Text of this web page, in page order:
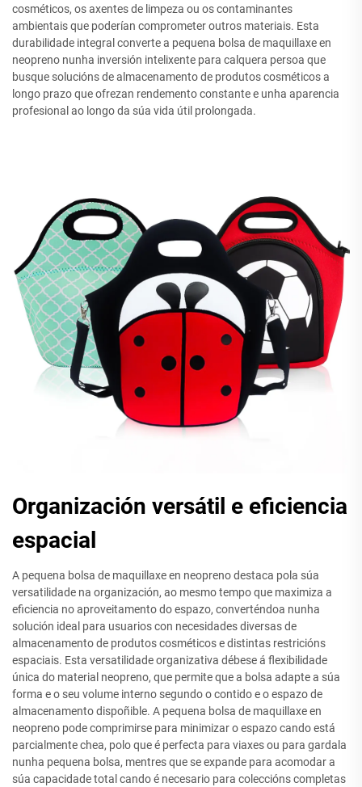
cosméticos, os axentes de limpeza ou os contaminantes
ambientais que poderían comprometer outros materiais. Esta
durabilidade integral converte a pequena bolsa de maquillaxe en
neopreno nunha inversión intelixente para calquera persoa que
busque solucións de almacenamento de produtos cosméticos a
longo prazo que ofrezan rendemento constante e unha aparencia
profesional ao longo da súa vida útil prolongada.
Organización versátil e eficiencia
espacial
A pequena bolsa de maquillaxe en neopreno destaca pola súa
versatilidade na organización, ao mesmo tempo que maximiza a
eficiencia no aproveitamento do espazo, converténdoa nunha
solución ideal para usuarios con necesidades diversas de
almacenamento de produtos cosméticos e distintas restricións
espaciais. Esta versatilidade organizativa débese á flexibilidade
única do material neopreno, que permite que a bolsa adapte a súa
forma e o seu volume interno segundo o contido e o espazo de
almacenamento dispoñible. A pequena bolsa de maquillaxe en
neopreno pode comprimirse para minimizar o espazo cando está
parcialmente chea, polo que é perfecta para viaxes ou para gardala
nunha pequena bolsa, mentres que se expande para acomodar a
súa capacidade total cando é necesario para coleccións completas